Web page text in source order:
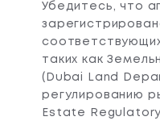
Убедитесь, что
таких как
(Dubai Land
регулированию
Estate Regulatory